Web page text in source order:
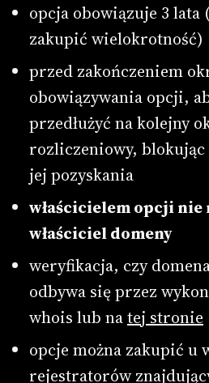
opcja obowiązuje 3 lata
zakupić wielokrotność)
przed zakończeniem
obowiązywania opcji,
przedłużyć na kolejny
rozliczeniowy,
jej pozyskania
właścicielem opcji nie
właściciel domeny
weryfikacja, czy
odbywa się przez
whois lub natej stronie
opcje można zakupić u
rejestratorów